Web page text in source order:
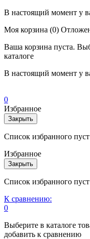
В настоящий момент у
Моя корзина (0)
Ваша корзина пуста.
каталоге
В настоящий момент у
0
Избранное
Закрыть
Список избранного пуст
Избранное
Закрыть
Список избранного пуст
К сравнению:
0
Выберите в каталоге
добавить к сравнению